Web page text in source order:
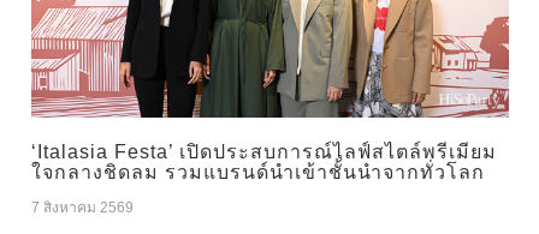
‘Italasia Festa’ เปิดประสบการณ์ไลฟ์สไตล์พรีเมียม
ใจกลางชิดลม รวมแบรนด์นำเข้าชั้นนำจากทั่วโลก
7 สิงหาคม 2569